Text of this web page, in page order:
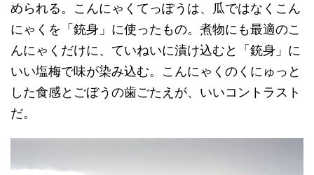
められる。こんにゃくてっぽうは、瓜ではなくこん
にゃくを「銃身」に使ったもの。煮物にも最適のこ
んにゃくだけに、ていねいに漬け込むと「銃身」に
いい塩梅で味が染み込む。こんにゃくのくにゅっと
した食感とごぼうの歯ごたえが、いいコントラスト
だ。